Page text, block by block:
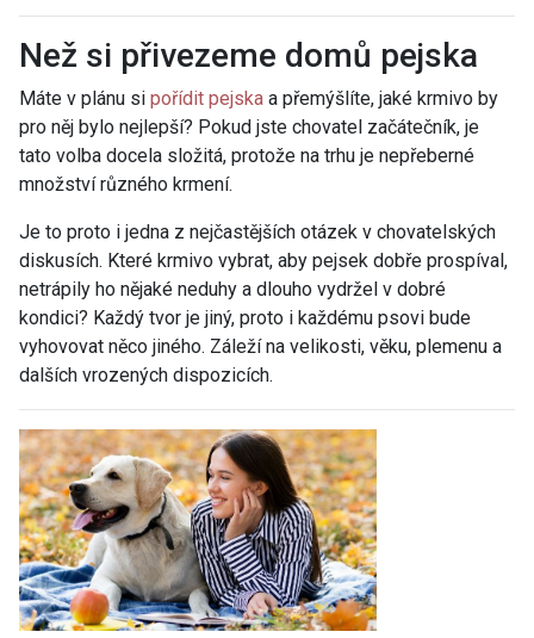
Než si přivezeme domů pejska
Máte v plánu si pořídit pejska a přemýšlíte, jaké krmivo by
pro něj bylo nejlepší? Pokud jste chovatel začátečník, je
tato volba docela složitá, protože na trhu je nepřeberné
množství různého krmení.
Je to proto i jedna z nejčastějších otázek v chovatelských
diskusích. Které krmivo vybrat, aby pejsek dobře prospíval,
netrápily ho nějaké neduhy a dlouho vydržel v dobré
kondici? Každý tvor je jiný, proto i každému psovi bude
vyhovovat něco jiného. Záleží na velikosti, věku, plemenu a
dalších vrozených dispozicích.